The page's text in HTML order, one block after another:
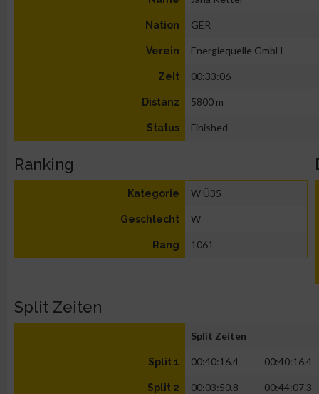
Nation GER
Verein Energiequelle GmbH
Zeit 00:33:06
Distanz 5800 m
Status Finished
Ranking
Kategorie W Ü35
Geschlecht W
Rang 1061
Split Zeiten
Split Zeiten
Split 1 00:40:16.4 00:40:16.4
Split 2 00:03:50.8 00:44:07.3